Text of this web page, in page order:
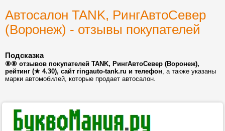
Автосалон TANK, РингАвтоСевер
(Воронеж) - отзывы покупателей
Подсказка
⑧⑧ отзывов покупателей TANK, РингАвтоСевер (Воронеж),
рейтинг (★ 4.30), сайт ringauto-tank.ru и телефон, а также указаны
марки автомобилей, которые продает автосалон.